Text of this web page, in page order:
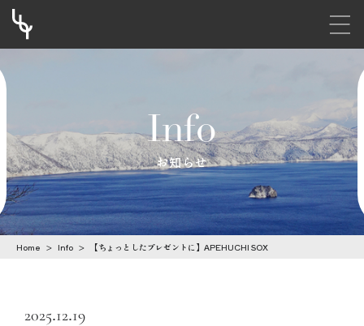
k
o
c
o
メ
Info
お知らせ
Home > Info > 【ちょっとしたプレゼントに】APEHUCHI SOX
2025.12.19